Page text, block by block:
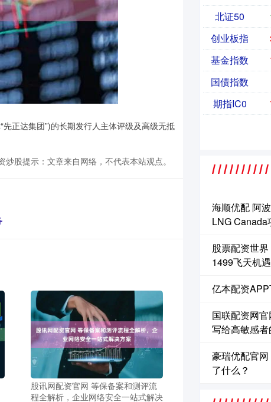
正达集团”)的长期发行人主体评级及高级无抵
炒股提示：文章来自网络，不代表本站观点。
股讯网配资官网 等保备案和测评流
程全解析，企业网络安全一站式解决
北证50
创业板指
基金指数
国债指数
期指IC0
海顺优配 阿
LNG Canada
股票配资世
1499飞天机
亿本配资
国联配资网
写给高敏感
豪瑞优配官
了什么？